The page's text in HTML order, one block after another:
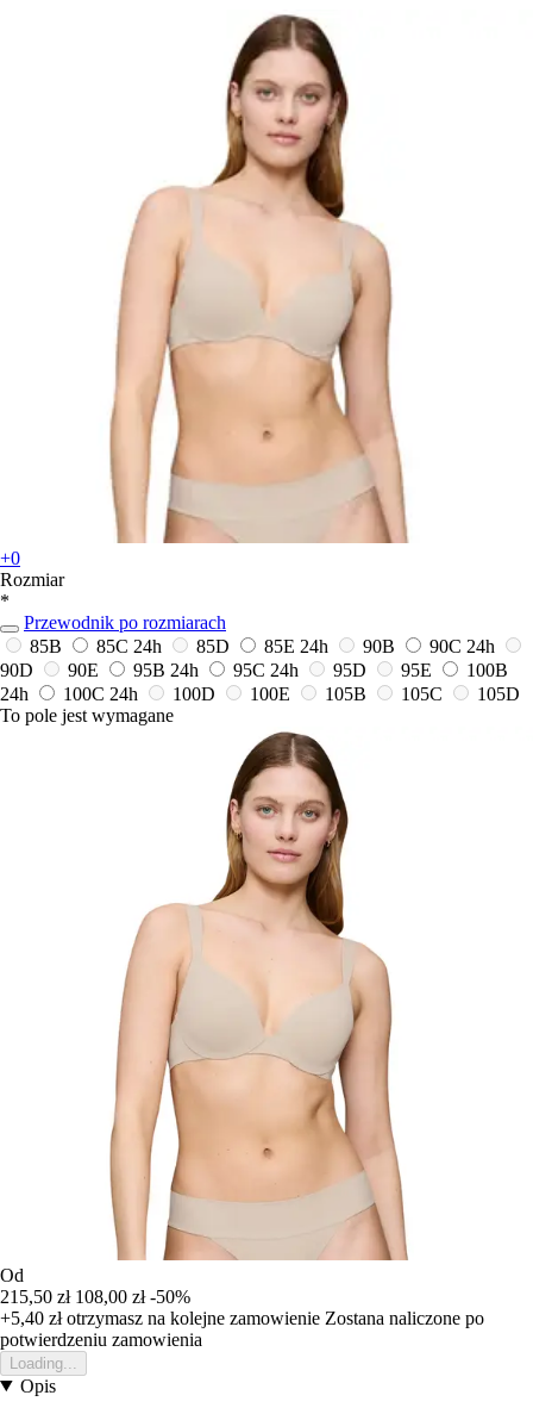
+0
Rozmiar
*
Przewodnik po rozmiarach
85B
85C 24h 85D 85E 24h 90B 90C 24h
90D
90E 95B 24h 95C 24h 95D 95E
100B
24h
100C 24h 100D 100E 105B 105C
105D
To pole jest wymagane
Od
215,50 zł 108,00 zł -50%
+5,40 złotrzymasz na kolejne zamowienie Zostana naliczone po
potwierdzeniu zamowienia
Loading...
Opis